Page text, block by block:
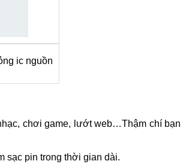
ic nguồn
chơi game, lướt web…Thậm chí
sạc pin trong thời gian dài.